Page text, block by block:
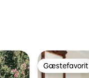
Gæstefavorit
Gæstefavorit